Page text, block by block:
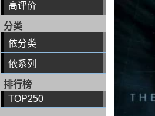
高评价
分类
依分类
依系列
排行榜
TOP250